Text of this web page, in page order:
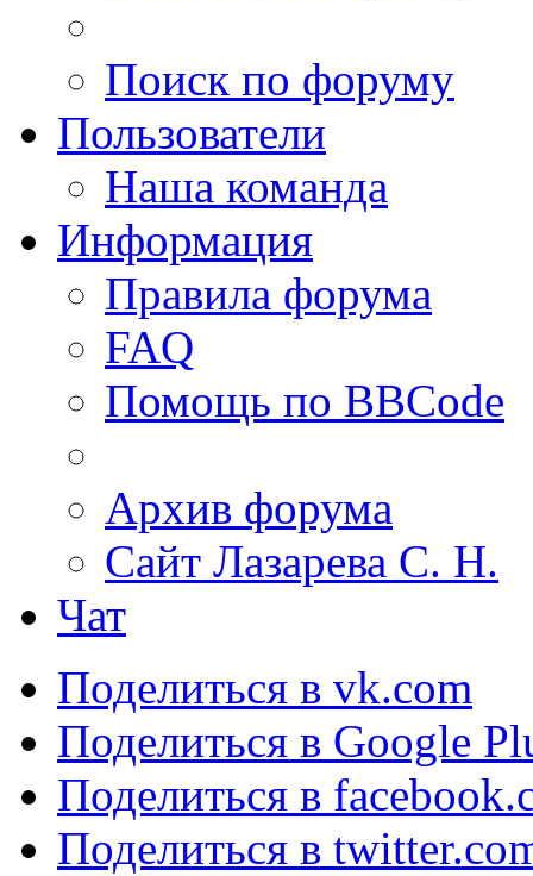
Поиск по форуму
Пользователи
Наша команда
Информация
Правила форума
FAQ
Помощь по BBCode
Архив форума
Сайт Лазарева С. Н.
Чат
Поделиться в vk.com
Поделиться в Google
Поделиться в
Поделиться в